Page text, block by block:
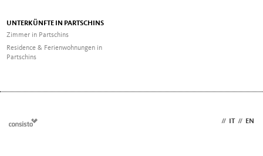
UNTERKÜNFTE IN PARTSCHINS
Zimmer in Partschins
Residence & Ferienwohnungen in
Partschins
// IT // EN